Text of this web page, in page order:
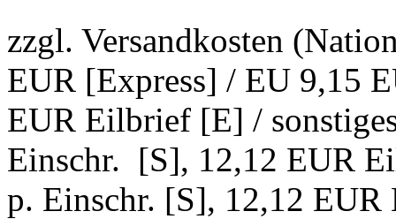
zzgl. Versandkosten
EUR [Express] / EU 9,15
EUR Eilbrief [E] /
Einschr. [S], 12,12 EUR
p. Einschr. [S], 12,12